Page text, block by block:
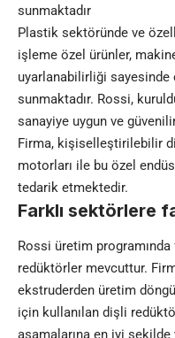
sunmaktadır
Plastik sektöründe ve
işleme özel ürünler,
uyarlanabilirliği
sunmaktadır. Rossi,
sanayiye uygun ve
Firma, kişiselleştirilebilir
motorları ile bu özel
tedarik etmektedir.
Farklı sektörlere
Rossi üretim
redüktörler mevcuttur.
ekstruderden üretim
için kullanılan dişli
aşamalarına en iyi şekilde